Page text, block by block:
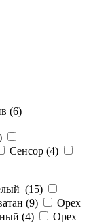
(6)
Сенсор (4)
(15)
(9)
Орех
(4)
Орех